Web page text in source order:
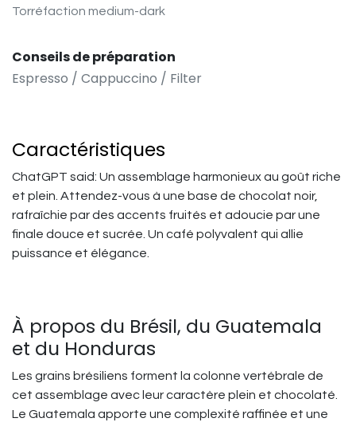
Torréfaction medium-dark
Conseils de préparation
Espresso / Cappuccino / Filter
Caractéristiques
ChatGPT said: Un assemblage harmonieux au goût riche
et plein. Attendez-vous à une base de chocolat noir,
rafraîchie par des accents fruités et adoucie par une
finale douce et sucrée. Un café polyvalent qui allie
puissance et élégance.
À propos du Brésil, du Guatemala
et du Honduras
Les grains brésiliens forment la colonne vertébrale de
cet assemblage avec leur caractère plein et chocolaté.
Le Guatemala apporte une complexité raffinée et une